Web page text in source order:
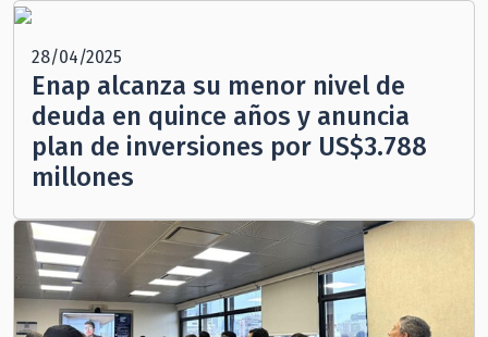
28/04/2025
Enap alcanza su menor nivel de
deuda en quince años y anuncia
plan de inversiones por US$3.788
millones